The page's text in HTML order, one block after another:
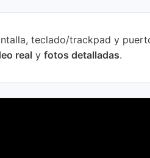
teclado/trackpad y
real y fotos detalladas.